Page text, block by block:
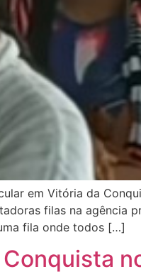
em Vitória da
filas na agência
fila onde todos […]